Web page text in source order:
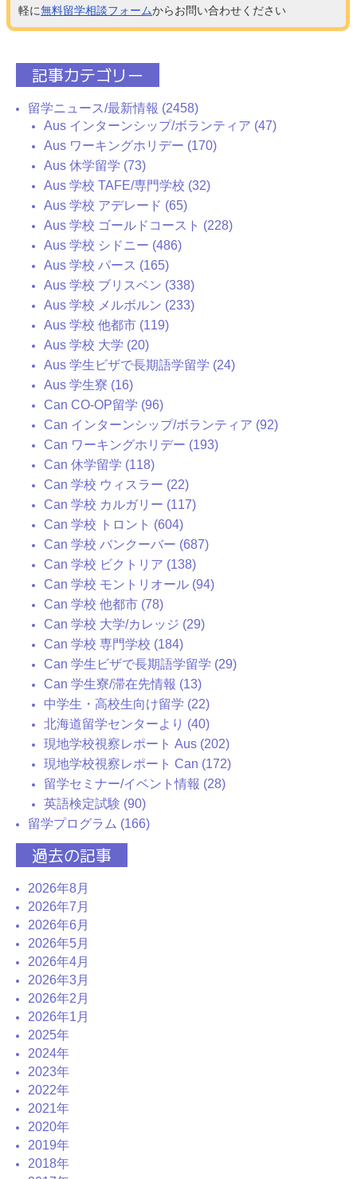
軽に無料留学相談フォームからお問い合わせください
記事カテゴリー
留学ニュース/最新情報 (2458)
Aus インターンシップ/ボランティア (47)
Aus ワーキングホリデー (170)
Aus 休学留学 (73)
Aus 学校 TAFE/専門学校 (32)
Aus 学校 アデレード (65)
Aus 学校 ゴールドコースト (228)
Aus 学校 シドニー (486)
Aus 学校 パース (165)
Aus 学校 ブリスベン (338)
Aus 学校 メルボルン (233)
Aus 学校 他都市 (119)
Aus 学校 大学 (20)
Aus 学生ビザで長期語学留学 (24)
Aus 学生寮 (16)
Can CO-OP留学 (96)
Can インターンシップ/ボランティア (92)
Can ワーキングホリデー (193)
Can 休学留学 (118)
Can 学校 ウィスラー (22)
Can 学校 カルガリー (117)
Can 学校 トロント (604)
Can 学校 バンクーバー (687)
Can 学校 ビクトリア (138)
Can 学校 モントリオール (94)
Can 学校 他都市 (78)
Can 学校 大学/カレッジ (29)
Can 学校 専門学校 (184)
Can 学生ビザで長期語学留学 (29)
Can 学生寮/滞在先情報 (13)
中学生・高校生向け留学 (22)
北海道留学センターより (40)
現地学校視察レポート Aus (202)
現地学校視察レポート Can (172)
留学セミナー/イベント情報 (28)
英語検定試験 (90)
留学プログラム (166)
過去の記事
2026年8月
2026年7月
2026年6月
2026年5月
2026年4月
2026年3月
2026年2月
2026年1月
2025年
2024年
2023年
2022年
2021年
2020年
2019年
2018年